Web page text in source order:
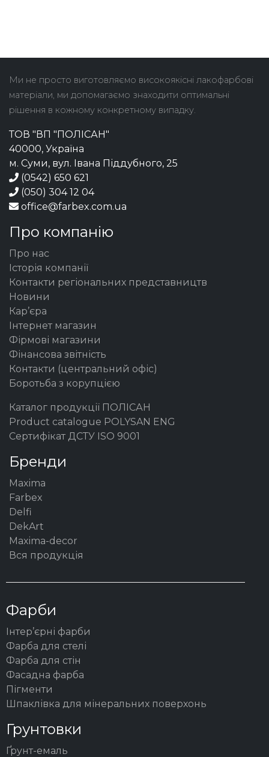
Ми не просто виготовляємо високоякісні лакофарбові
матеріали, ми допомагаємо знаходити оптимальні
рішення в кожному конкретному випадку.
ТОВ "ВП "ПОЛІСАН"
40000, Україна
м. Суми, вул. Івана Піддубного, 25
(0542) 650 621
(050) 304 12 04
office@farbex.com.ua
Про компанію
Про нас
Історія компанії
Контакти регіональних представництв
Новини
Кар’єра
Інтернет магазин
Фірмові магазини
Фінансова звітність
Контакти (центральний офіс)
Боротьба з корупцією
Каталог продукції ПОЛІСАН
Product catalogue POLYSAN ENG
Сертифікат ДСТУ ISO 9001
Бренди
Maxima
Farbex
Delfi
DekArt
Maxima-decor
Вся продукція
Фарби
Інтер’єрні фарби
Фарба для стелі
Фарба для стін
Фасадна фарба
Пігменти
Шпаклівка для мінеральних поверхонь
Грунтовки
Ґрунт-емаль